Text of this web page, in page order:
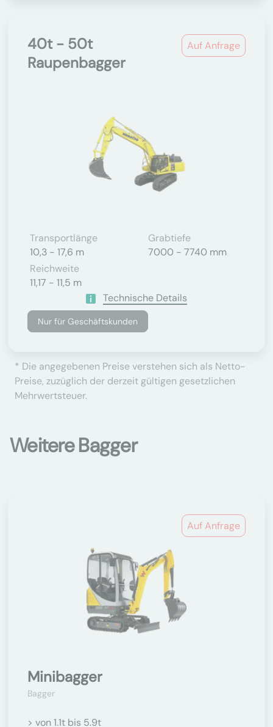
Auf Anfrage
40t - 50t
Raupenbagger
Transportlänge
10,3 - 17,6 m
Grabtiefe
7000 - 7740 mm
Reichweite
11,17 - 11,5 m
Technische Details
Nur für Geschäftskunden
* Die angegebenen Preise verstehen sich als Netto-
Preise, zuzüglich der derzeit gültigen gesetzlichen
Mehrwertsteuer.
Weitere Bagger
Auf Anfrage
Minibagger
Bagger
> von 1.1t bis 5.9t